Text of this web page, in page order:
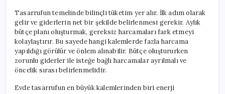
Tasarrufun temelinde bilinçli tüketim yer alır. İlk adım olarak
gelir ve giderlerin net bir şekilde belirlenmesi gerekir. Aylık
bütçe planı oluşturmak, gereksiz harcamaları fark etmeyi
kolaylaştırır. Bu sayede hangi kalemlerde fazla harcama
yapıldığı görülür ve önlem alınabilir. Bütçe oluştururken
zorunlu giderler ile isteğe bağlı harcamalar ayrılmalı ve
öncelik sırası belirlenmelidir.
Evde tasarrufun en büyük kalemlerinden biri enerji